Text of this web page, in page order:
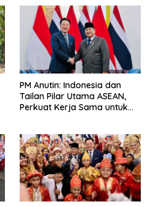
PM Anutin: Indonesia dan
Tailan Pilar Utama ASEAN,
Perkuat Kerja Sama untuk